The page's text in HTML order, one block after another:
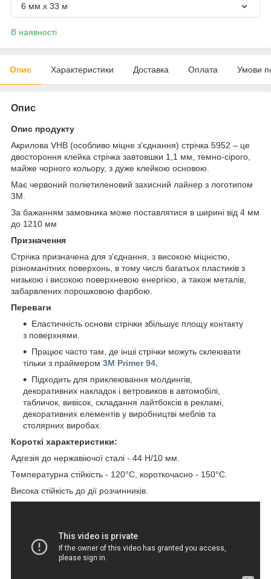
6 мм х 33 м
В наявності
Опис Характеристики Доставка Оплата Умови
Опис
Опис продукту
Акрилова VHB (особливо міцне з'єднання) стрічка 5952 – це
двостороння клейка стрічка завтовшки 1,1 мм, темно-сірого,
майже чорного кольору, з дуже клейкою основою.
Має червоний поліетиленовий захисний лайнер з логотипом
3M.
За бажанням замовника може поставлятися в ширині від 4 мм
до 1210 мм
Призначення
Стрічка призначена для з'єднання, з високою міцністю,
різноманітних поверхонь, в тому числі багатьох пластиків з
низькою і високою поверхневою енергією, а також металів,
забарвлених порошковою фарбою.
Переваги
Еластичність основи стрічки збільшує площу контакту
з поверхнями.
Працює часто там, де інші стрічки можуть склеювати
тільки з праймером 3M Primer 94.
Підходить для приклеювання молдингів,
декоративних накладок і ветровиков в автомобілі,
табличок, вивісок, складання лайтбоксів в рекламі,
декоративних елементів у виробництві меблів та
столярних виробах.
Короткі характеристики:
Адгезія до нержавіючої сталі - 44 Н/10 мм.
Температурна стійкість - 120°C, короткочасно - 150°C.
Висока стійкість до дії розчинників.